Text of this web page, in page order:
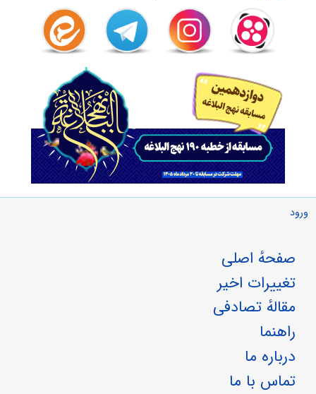
ورود
صفحهٔ اصلی
تغییرات اخیر
مقالهٔ تصادفی
راهنما
درباره ما
تماس با ما